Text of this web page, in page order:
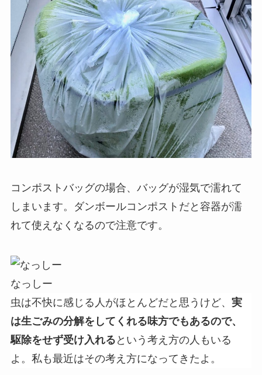
コンポストバッグの場合、バッグが湿気で濡れて
しまいます。ダンボールコンポストだと容器が濡
れて使えなくなるので注意です。
なっしー
虫は不快に感じる人がほとんどだと思うけど、 実
は生ごみの分解をしてくれる味方でもあるので、
駆除をせず受け入れる という考え方の人もいる
よ。私も最近はその考え方になってきたよ。